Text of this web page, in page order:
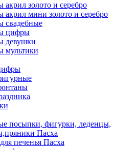
акрил золото и серебро
акрил мини золото и серебро
свадебные
цифры
девушки
мультики
посыпки, фигурки, леденцы,
Пасха
печенья Пасха